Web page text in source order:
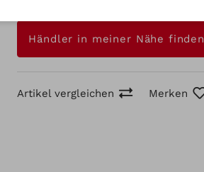
Händler in meiner Nähe finden
Artikel vergleichen Merken